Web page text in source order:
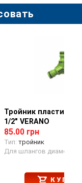
Просмотр
Тройник
1/2" VERANO
85.00 грн
Тип: тройник
Для шлангов